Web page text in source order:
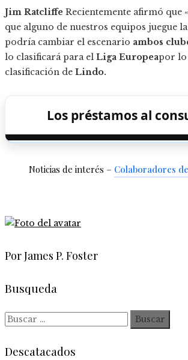
Jim Ratcliffe Recientemente afirmó que
que alguno de nuestros equipos juegue
podría cambiar el escenario ambos
lo clasificará para el Liga Europeapor lo
clasificación de Lindo.
Los préstamos al
Noticias de interés – Colaboradores
Por James P. Foster
Busqueda
Buscar:
Descatacados